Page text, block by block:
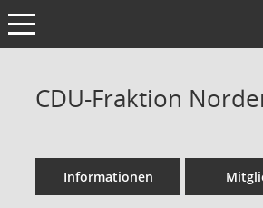
Toggle navigation
CDU-Fraktion
Informationen